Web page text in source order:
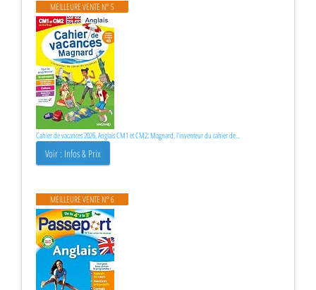
MEILLEURE VENTE N° 5
Cahier de vacances 2026, Anglais CM1 et CM2: Magnard, l'inventeur du cahier de...
Voir : Infos & Prix
MEILLEURE VENTE N° 6